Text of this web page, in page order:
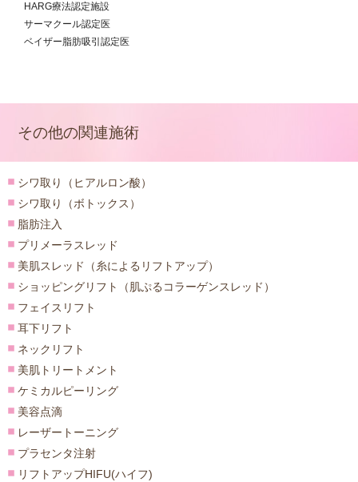
HARG療法認定施設
サーマクール認定医
ベイザー脂肪吸引認定医
その他の関連施術
シワ取り（ヒアルロン酸）
シワ取り（ボトックス）
脂肪注入
プリメーラスレッド
美肌スレッド（糸によるリフトアップ）
ショッピングリフト（肌ぷるコラーゲンスレッド）
フェイスリフト
耳下リフト
ネックリフト
美肌トリートメント
ケミカルピーリング
美容点滴
レーザートーニング
プラセンタ注射
リフトアップHIFU(ハイフ)